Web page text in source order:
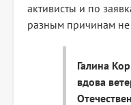
активисты и по
разным причинам
Галина
вдова